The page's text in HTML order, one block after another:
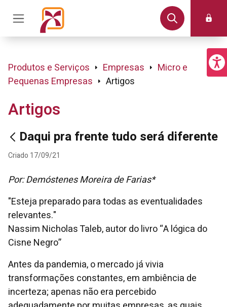
Produtos e Serviços Empresas
Micro e
Pequenas Empresas
Artigos
Artigos
Daqui pra frente tudo será diferente
Criado 17/09/21
Por: Demóstenes Moreira de Farias*
"Esteja preparado para todas as eventualidades
relevantes."
Nassim Nicholas Taleb, autor do livro “A lógica do
Cisne Negro”
Antes da pandemia, o mercado já vivia
transformações constantes, em ambiência de
incerteza; apenas não era percebido